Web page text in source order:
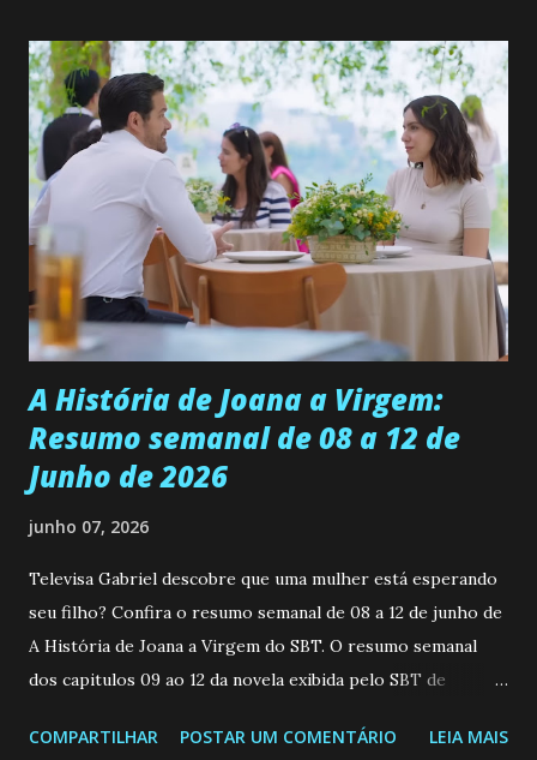
permanecer virgem até encontrar o homem que realmente
ama, o que não é fácil, já que dedica todas as suas energias a
se aprimorar, trabalhando, estudando e se orgulhando de
ser a primeira mulher da família a ingressar na
universidade. Ela tem uma personalidade muito alegre, é
muito madura para a idade, determinada, criativa e
empática. Detesta injustiças e é uma ótima amiga. Pode ser
teimosa e muito persistente quando decide fazer algo.
Durante um exame ginecológico, ela é inseminada por eng...
A História de Joana a Virgem:
Resumo semanal de 08 a 12 de
Junho de 2026
junho 07, 2026
Televisa Gabriel descobre que uma mulher está esperando
seu filho? Confira o resumo semanal de 08 a 12 de junho de
A História de Joana a Virgem do SBT. O resumo semanal
dos capitulos 09 ao 12 da novela exibida pelo SBT de
a Programação Semanal do SBT de 08/06/26 a 14/06/26
COMPARTILHAR POSTAR UM COMENTÁRIO LEIA MAIS